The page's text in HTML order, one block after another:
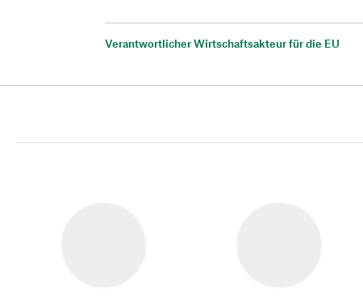
Verantwortlicher Wirtschaftsakteur für die EU